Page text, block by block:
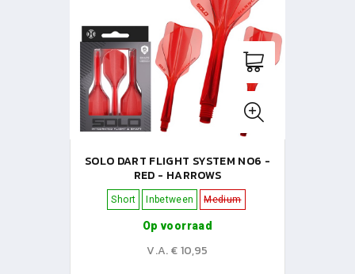
SOLO DART FLIGHT SYSTEM NO6 -
RED - HARROWS
Short Inbetween Medium
Op voorraad
V.A. € 10,95